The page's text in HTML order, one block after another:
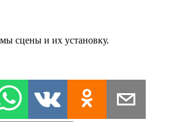
сцены и их установку.